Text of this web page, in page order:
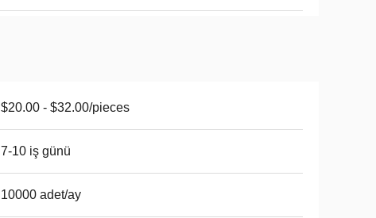
$20.00 - $32.00/pieces
7-10 iş günü
10000 adet/ay